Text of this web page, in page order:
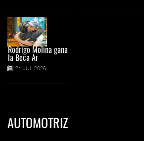
Rodrigo Molina gana
la Beca Ar
21 JUL 2026
AUTOMOTRIZ